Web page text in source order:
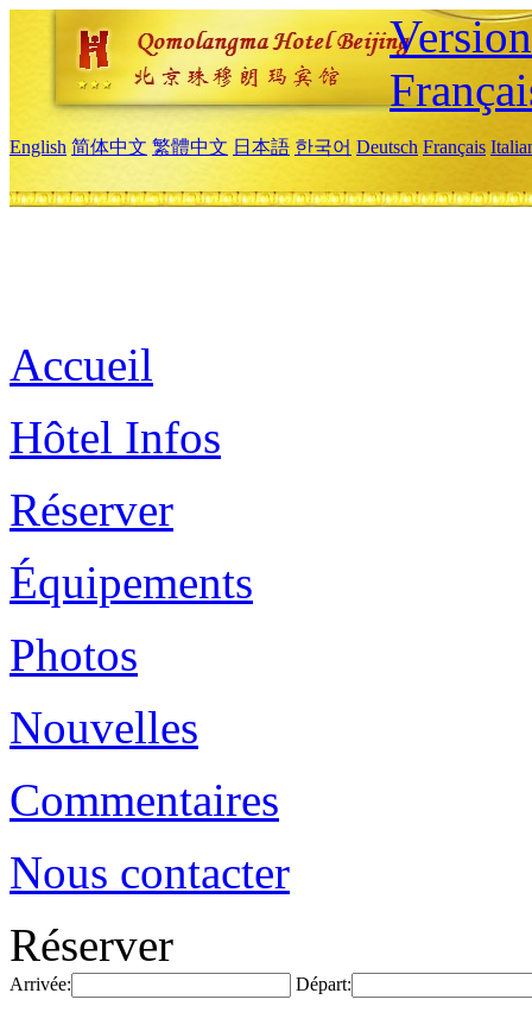
English 简体中文 繁體中文 日本語 한국어 Deutsch Français
Accueil
Hôtel Infos
Réserver
Équipements
Photos
Nouvelles
Commentaires
Nous contacter
Réserver
Arrivée: Départ: